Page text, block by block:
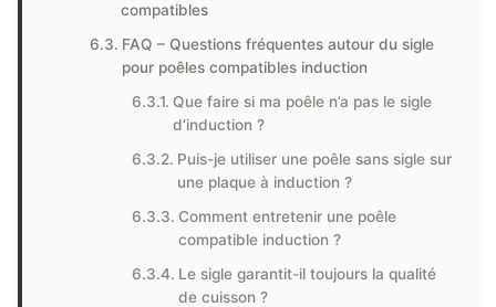
compatibles
FAQ – Questions fréquentes autour du sigle
pour poêles compatibles induction
Que faire si ma poêle n’a pas le sigle
d’induction ?
Puis-je utiliser une poêle sans sigle sur
une plaque à induction ?
Comment entretenir une poêle
compatible induction ?
Le sigle garantit-il toujours la qualité
de cuisson ?